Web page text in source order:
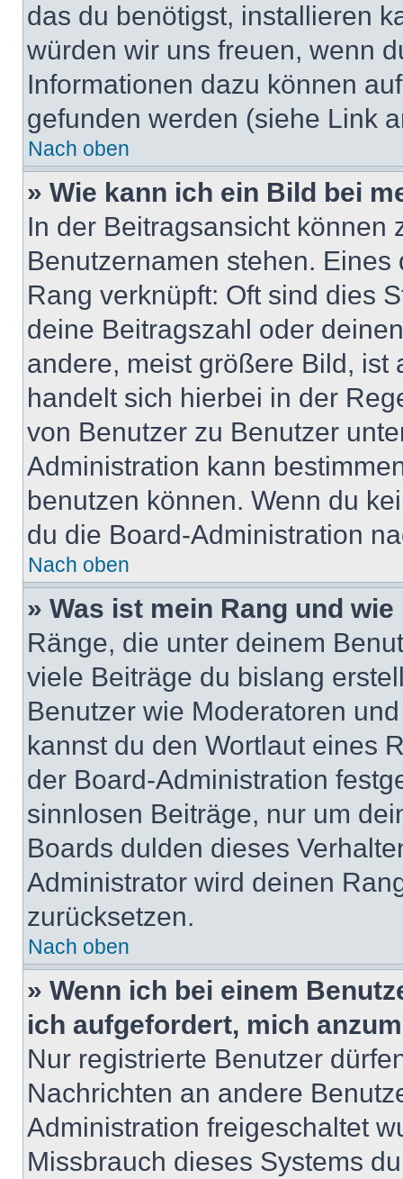
das du benötigst, installieren
würden wir uns freuen, wenn
Informationen dazu können
gefunden werden (siehe Link
Nach oben
» Wie kann ich ein Bild bei
In der Beitragsansicht können
Benutzernamen stehen.
Rang verknüpft: Oft sind dies
deine Beitragszahl oder
andere, meist größere Bild, ist
handelt sich hierbei in der
von Benutzer zu Benutzer
Administration kann
benutzen können. Wenn du
du die Board-Administration
Nach oben
» Was ist mein Rang und
Ränge, die unter deinem
viele Beiträge du bislang
Benutzer wie Moderatoren
kannst du den Wortlaut eines
der Board-Administration
sinnlosen Beiträge, nur um
Boards dulden dieses
Administrator wird deinen
zurücksetzen.
Nach oben
» Wenn ich bei einem
ich aufgefordert, mich
Nur registrierte Benutzer
Nachrichten an andere
Administration freigeschaltet
Missbrauch dieses Systems